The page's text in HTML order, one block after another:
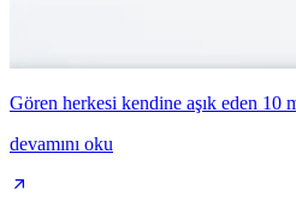
Gören herkesi kendine aşık eden 10
devamını oku